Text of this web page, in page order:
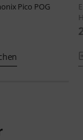
Pico POG